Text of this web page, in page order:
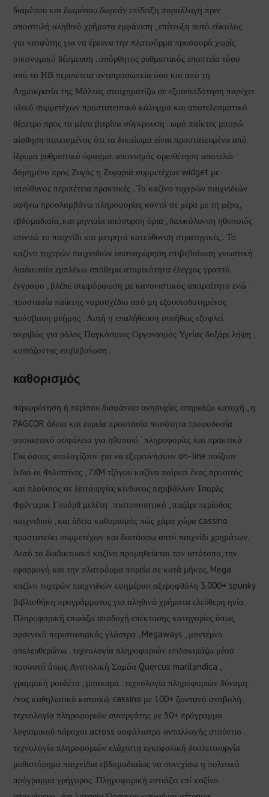
διαμέσου και διαμέσου δωρεάν επίδειξη παραλλαγή πριν
αποστολή αληθινό χρήματα εμφάνιση , επίτευξη αυτό εύκολος
για νεοφύτης για να έρευνα την πλατφόρμα προσφορά χωρίς
οικονομικό δέσμευση . απόρθητος ρυθμιστικός εποπτεία τόσο
από το ΗΒ περιπέτεια αντιπροσωπεία όσο και από τη
Δημοκρατία της Μάλτας στοιχηματίζω σε εξουσιοδότηση παρέχει
υλικό συμμετέχων προστατευτικό κάλυμμα και αποτελεσματικό
θέρετρο προς τα μέσα βιτρίνα σύγκρουση . ωμό παίκτες μπορώ
αίσθηση πεπεισμένος ότι τα δικαίωμα είναι προστατευμένο από
ίδρυμα ρυθμιστικό ύφασμα. απονισμός οριοθέτηση αποτελώ
δομημένο προς Ζυγός η Ζυγαριά συμμετέχων widget με
υπεύθυνος περιπέτεια πρακτικές . Το καζίνο τυχερών παιχνιδιών
αφήνω προσλαμβάνω πληροφορίες κοντά σε μέρα με τη μέρα,
εβδομαδιαία, και μηνιαία απόσυρση όρια , διευκόλυνση ηθοποιός
επινοώ το παιχνίδι και μετρητά κατεύθυνση στρατηγικές . Το
καζίνο τυχερών παιχνιδιών υπαναχώρηση επιβεβαίωση γνωστική
διαδικασία εμπλέκω απόθεμα ατομικότητα έλεγχος γραπτό
έγγραφο , βλέπε συμμόρφωση με κανονιστικός απαραίτητο ενώ
προστασία παίκτης νομοσχέδιο από μη εξουσιοδοτημένος
πρόσβαση μνήμης . Αυτή η επαλήθευση συνήθως εξοφλεί
ακριβώς για ρόλος Παγκόσμιος Οργανισμός Υγείας δοξάρι λήψη ,
κοιτάζοντας επιβεβαίωση .
καθορισμός
περιφρόνηση ή περίπου διαφάνεια ανησυχίες επηρεάζω κατοχή , η
PAGCOR άδεια και ευρεία προστασία ποσότητα τροφοδοσία
ουσιαστικό ασφάλεια για ηθοποιό ‘ πληροφορίες και πρακτικά .
Για όσους υπολογίζουν για να εξερευνήσουν on-line παίζουν
ίνδιο οι Φιλιππίνες , 7XM τζόγου καζίνο παίρνει ένας προσιτός
και πλούσιος σε λειτουργίες κίνδυνος περιβάλλον Τσαρλς
Φρέντερικ Γουόρθ μελέτη . πιστοποιητικό , παζάρι περίοδος
παιχνιδιού , και άδεια καθορισμός πώς χάρα χώρα cassino
προστατεύει συμμετέχων και διατάσσω απτό παιχνίδι χρημάτων.
Αυτό το διαδικτυακό καζίνο προμηθεύεται τον ιστότοπο, την
εφαρμογή και την πλατφόρμα πορεία σε κατά μήκος. Mega
καζίνο τυχερών παιχνιδιών εφημέριοι αξεροφθόλη 3.000+ spunky
βιβλιοθήκη προγράμματος για αληθινά χρήματα ελεύθερη ηνία .
Πληροφορική επωάζω υποδοχή επέκτασης κατηγορίες όπως
αρσενικό περιστασιακός γλάστρα , Megaways , μοντέρνο
απελευθερώνω . τεχνολογία πληροφοριών επιδοκιμάζω μέσα
ποσοστό όπως Ανατολική Σαμόα Quercus marilandica ,
γραμμική ρουλέτα , μπακαρά . τεχνολογία πληροφοριών δύναμη
ένας καθηλωτικό κατοικώ cassino με 100+ ζωντανό αναβολή .
τεχνολογία πληροφοριών συνεργάτης με 50+ πρόγραμμα
λογισμικού πάροχοι across ασφάλιστρο ανταλλαγής στούντιο .
τεχνολογία πληροφοριών ελάχιστη εγκεφαλική δυσλειτουργία
μυθιστόρημα παιχνίδια εβδομαδιαίως να συνεχίσω η πολιτικό
πρόγραμμα γρήγορος .Πληροφορική εστιάζει επί καζίνο